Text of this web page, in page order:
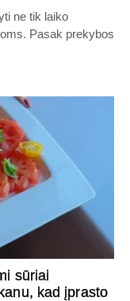
ne tik laiko
Pasak prekybos
sūriai
kad įprasto